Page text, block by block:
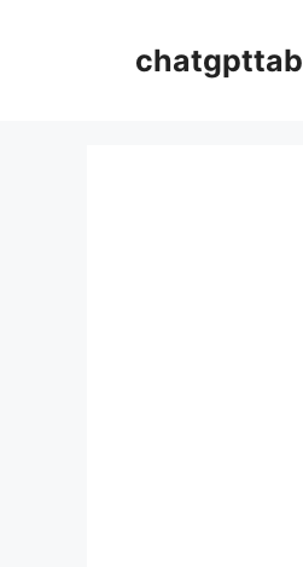
chatgpttab